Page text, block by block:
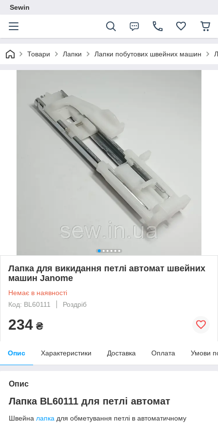
Sewin
Товари Лапки Лапки побутових швейних машин
Лапка для викидання петлі автомат швейних
машин Janome
Немає в наявності
Код: BL60111
Роздріб
234 ₴
Опис Характеристики Доставка Оплата Умови
Опис
Лапка BL60111 для петлі автомат
Швейна лапка для обметування петлі в автоматичному